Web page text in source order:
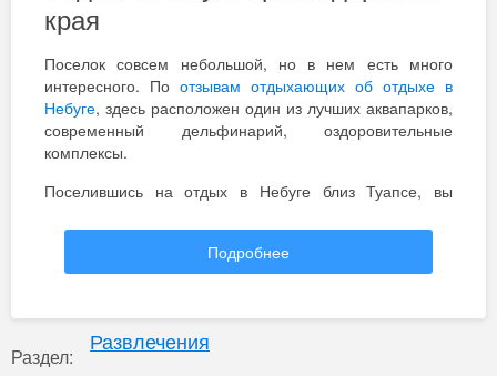
сходила.
края
Поселок совсем небольшой, но в нем есть много
интересного. По отзывам отдыхающих об отдыхе в
Небуге, здесь расположен один из лучших аквапарков,
современный дельфинарий, оздоровительные
комплексы.
Поселившись на отдых в Небуге близ Туапсе, вы
Морская вода тут очень чистая и прозрачная, а места -
удивительно красивые.
курортах, из-за его размеров и особенностей рельефа
местности. Поэтому планируя отдых в гостиницах
Небуга, лучше бронировать их заранее. Особенно
Подробнее
Раздел:
Развлечения